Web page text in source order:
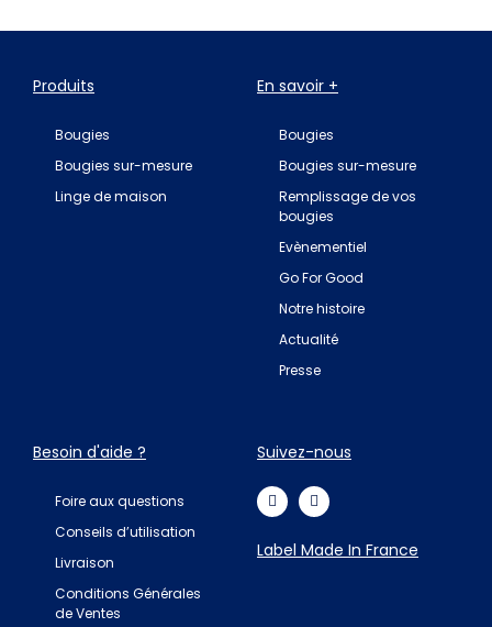
Produits
Bougies
Bougies sur-mesure
Linge de maison
En savoir +
Bougies
Bougies sur-mesure
Remplissage de vos
bougies
Evènementiel
Go For Good
Notre histoire
Actualité
Presse
Besoin d'aide ?
Foire aux questions
Conseils d’utilisation
Livraison
Conditions Générales
de Ventes
Suivez-nous
Label Made In France